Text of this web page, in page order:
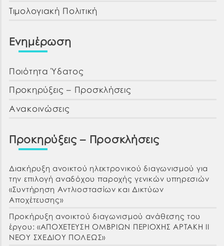
Τιμολογιακή Πολιτική
Ενημέρωση
Ποιότητα Ύδατος
Προκηρύξεις – Προσκλήσεις
Ανακοινώσεις
Προκηρύξεις – Προσκλήσεις
Διακήρυξη ανοικτού ηλεκτρονικού διαγωνισμού για
την επιλογή αναδόχου παροχής γενικών υπηρεσιών
«Συντήρηση Αντλιοστασίων και Δικτύων
Αποχέτευσης»
Προκήρυξη ανοικτού διαγωνισμού ανάθεσης του
έργου: «ΑΠΟΧΕΤΕΥΣΗ ΟΜΒΡΙΩΝ ΠΕΡΙΟΧΗΣ ΑΡΤΑΚΗ ΙΙ
ΝΕΟΥ ΣΧΕΔΙΟΥ ΠΟΛΕΩΣ»